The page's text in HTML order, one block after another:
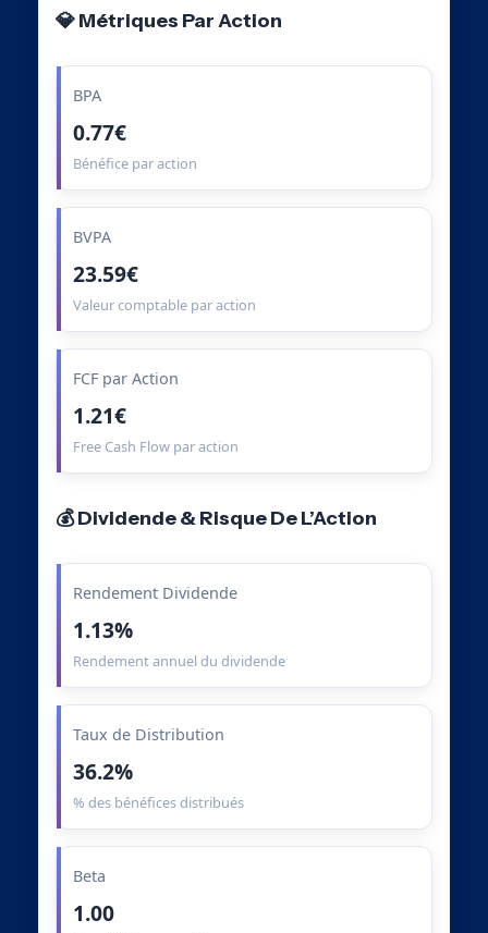
💎 Métriques Par Action
BPA
0.77€
Bénéfice par action
BVPA
23.59€
Valeur comptable par action
FCF par Action
1.21€
Free Cash Flow par action
💰 Dividende & Risque De L’Action
Rendement Dividende
1.13%
Rendement annuel du dividende
Taux de Distribution
36.2%
% des bénéfices distribués
Beta
1.00